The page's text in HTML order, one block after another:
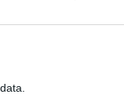
sia alcuna
Sambia, che
sfida contro il
Barra. Se